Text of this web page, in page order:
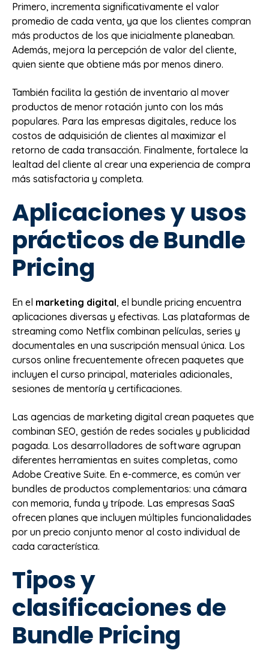
Primero, incrementa significativamente el valor
promedio de cada venta, ya que los clientes compran
más productos de los que inicialmente planeaban.
Además, mejora la percepción de valor del cliente,
quien siente que obtiene más por menos dinero.
También facilita la gestión de inventario al mover
productos de menor rotación junto con los más
populares. Para las empresas digitales, reduce los
costos de adquisición de clientes al maximizar el
retorno de cada transacción. Finalmente, fortalece la
lealtad del cliente al crear una experiencia de compra
más satisfactoria y completa.
Aplicaciones y usos
prácticos de Bundle
Pricing
En el marketing digital, el bundle pricing encuentra
aplicaciones diversas y efectivas. Las plataformas de
streaming como Netflix combinan películas, series y
documentales en una suscripción mensual única. Los
cursos online frecuentemente ofrecen paquetes que
incluyen el curso principal, materiales adicionales,
sesiones de mentoría y certificaciones.
Las agencias de marketing digital crean paquetes que
combinan SEO, gestión de redes sociales y publicidad
pagada. Los desarrolladores de software agrupan
diferentes herramientas en suites completas, como
Adobe Creative Suite. En e-commerce, es común ver
bundles de productos complementarios: una cámara
con memoria, funda y trípode. Las empresas SaaS
ofrecen planes que incluyen múltiples funcionalidades
por un precio conjunto menor al costo individual de
cada característica.
Tipos y
clasificaciones de
Bundle Pricing